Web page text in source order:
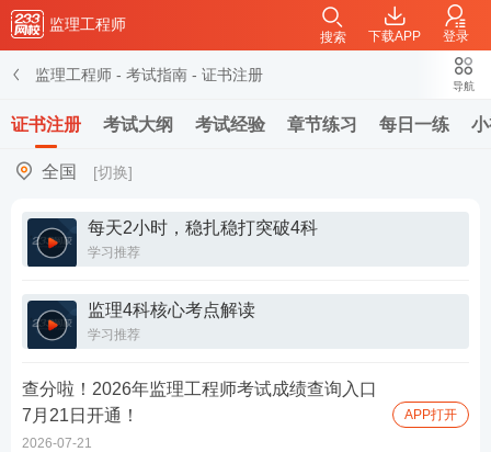
监理工程师
下载APP 登录
搜索
监理工程师 - 考试指南 - 证书注册
证书注册 考试大纲 考试经验 章节练习 每日一练
导航
全国 [切换]
每天2小时，稳扎稳打突破4科
学习推荐
监理4科核心考点解读
学习推荐
查分啦！2026年监理工程师考试成绩查询入口
7月21日开通！
2026-07-21
APP打开